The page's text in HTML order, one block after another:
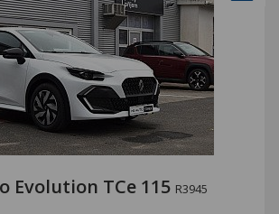
Evolution TCe 115 R3945